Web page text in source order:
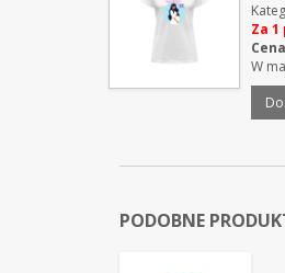
Za
W
PODOBNE